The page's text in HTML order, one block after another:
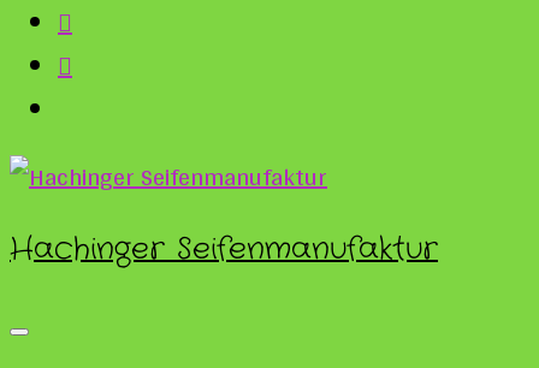
Hachinger Seifenmanufaktur